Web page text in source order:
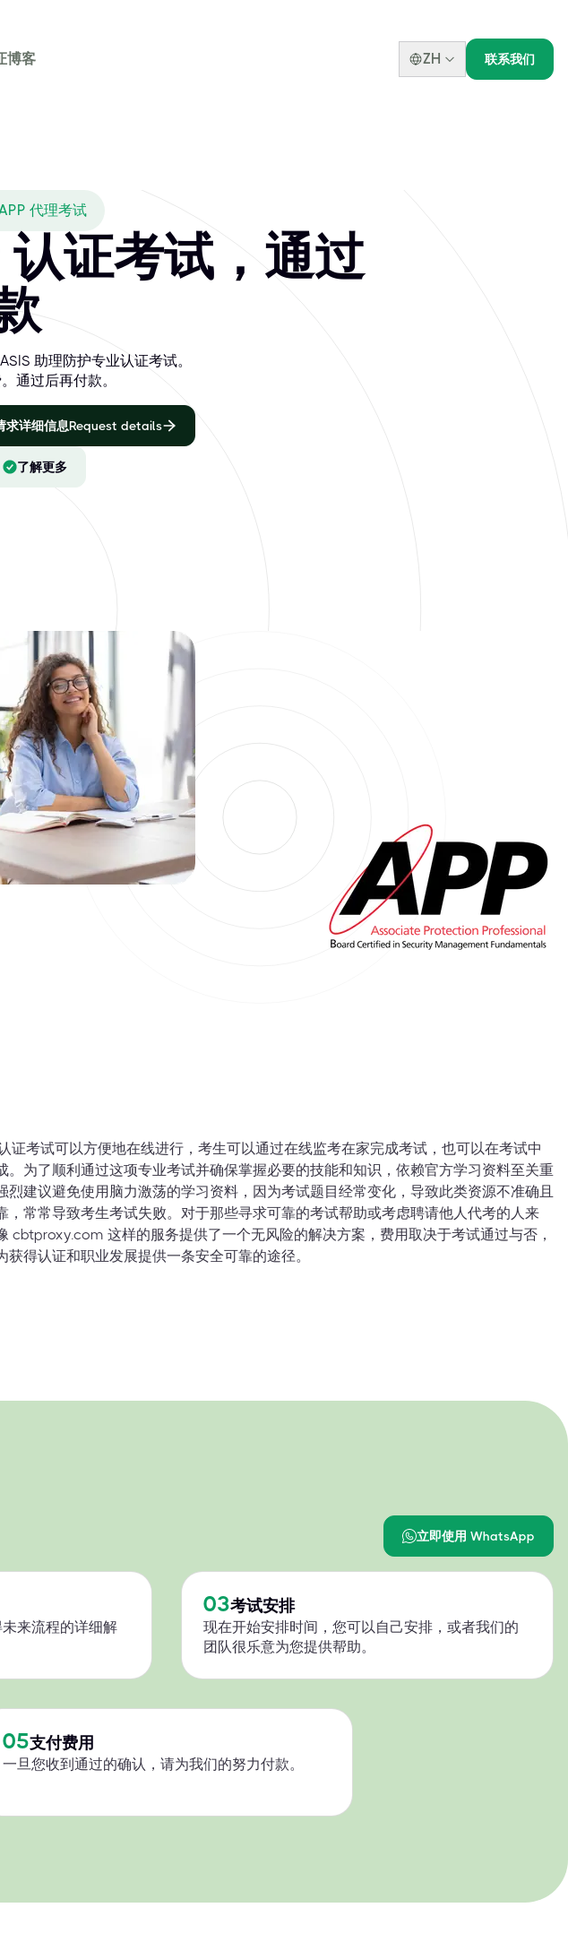
博客 ZH 联系我们
代理考试
证考试，通过
助理防护专业认证考试。
通过后再付款。
求详细信息Request details
了解更多
证考试可以方便地在线进行，考生可以通过在线监考在家完成考试，也可以在考试中
。为了顺利通过这项专业考试并确保掌握必要的技能和知识，依赖官方学习资料至关重
烈建议避免使用脑力激荡的学习资料，因为考试题目经常变化，导致此类资源不准确且
，常常导致考生考试失败。对于那些寻求可靠的考试帮助或考虑聘请他人代考的人来
cbtproxy.com 这样的服务提供了一个无风险的解决方案，费用取决于考试通过与否，
获得认证和职业发展提供一条安全可靠的途径。
立即使用 WhatsApp
来流程的详细解
03考试安排
现在开始安排时间，您可以自己安排，或者我们的
团队很乐意为您提供帮助。
05支付费用
一旦您收到通过的确认，请为我们的努力付款。